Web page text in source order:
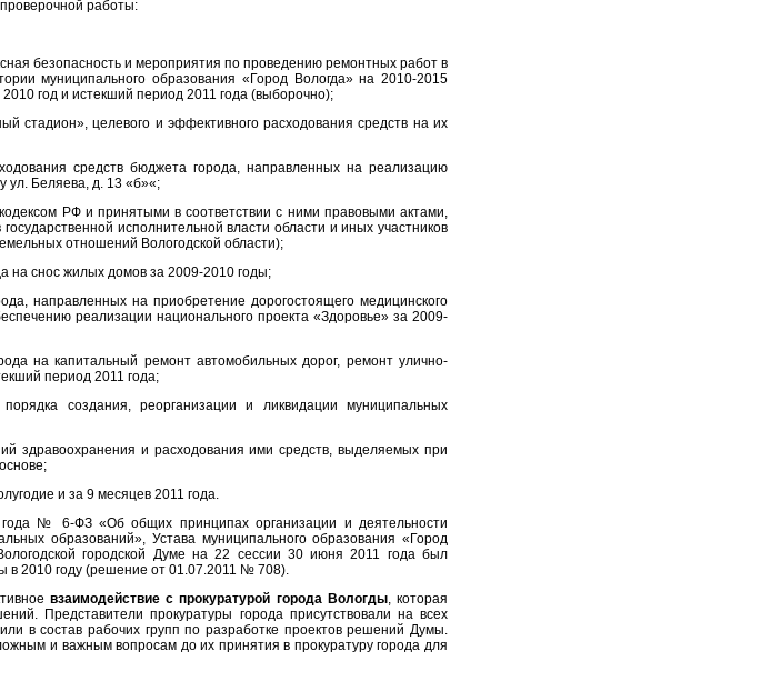
работы:
безопасность и мероприятия по проведению ремонтных работ в
муниципального образования «Город Вологда» на 2010-2015
год и истекший период 2011 года (выборочно);
стадион», целевого и эффективного расходования средств на их
средств бюджета города, направленных на реализацию
ул. Беляева, д. 13 «б»«;
РФ и принятыми в соответствии с ними правовыми актами,
исполнительной власти области и иных участников
отношений Вологодской области);
на снос жилых домов за 2009-2010 годы;
направленных на приобретение дорогостоящего медицинского
реализации национального проекта «Здоровье» за 2009-
на капитальный ремонт автомобильных дорог, ремонт улично-
период 2011 года;
создания, реорганизации и ликвидации муниципальных
здравоохранения и расходования ими средств, выделяемых при
и за 9 месяцев 2011 года.
№ 6-ФЗ «Об общих принципах организации и деятельности
образований», Устава муниципального образования «Город
городской Думе на 22 сессии 30 июня 2011 года был
в 2010 году (решение от 01.07.2011 № 708).
взаимодействие с прокуратурой города Вологды, которая
Представители прокуратуры города присутствовали на всех
в состав рабочих групп по разработке проектов решений Думы.
и важным вопросам до их принятия в прокуратуру города для